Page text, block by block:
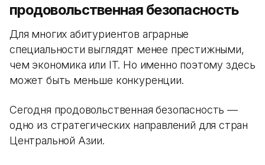
продовольственная безопасность
Для многих абитуриентов аграрные
специальности выглядят менее престижными,
чем экономика или IT. Но именно поэтому здесь
может быть меньше конкуренции.
Сегодня продовольственная безопасность —
одно из стратегических направлений для стран
Центральной Азии.